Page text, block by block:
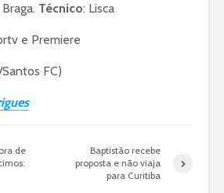
Técnico: Lisca
e Premiere
FC)
de
Baptistão recebe
proposta e não viaja
para Curitiba